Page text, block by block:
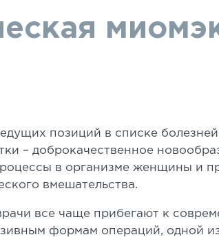
позиций в списке
– доброкачественное
в организме женщины и
вмешательства.
все чаще прибегают к
формам операций, одной